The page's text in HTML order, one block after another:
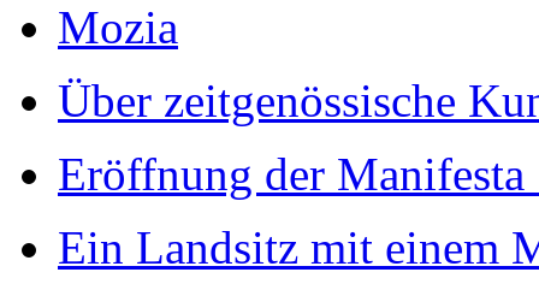
Mozia
Über zeitgenössische
Eröffnung der Manifesta
Ein Landsitz mit einem